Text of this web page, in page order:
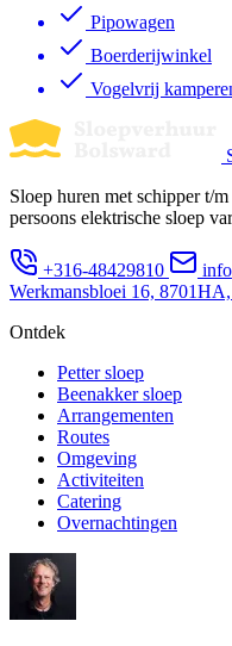
Pipowagen
Boerderijwinkel
Vogelvrij
Sloep huren met schipper t/
persoons elektrische sloep
+316-48429810
Werkmansbloei 16,
Ontdek
Petter sloep
Beenakker sloep
Arrangementen
Routes
Omgeving
Activiteiten
Catering
Overnachtingen